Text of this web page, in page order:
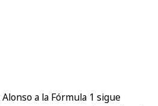
a la Fórmula 1 sigue